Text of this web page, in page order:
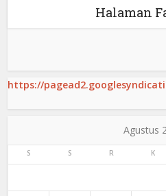
Halaman
https://
Agustus
S S R K